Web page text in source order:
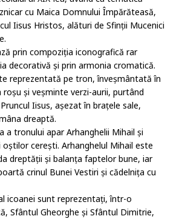
cu Maica Domnului Împărăteasă,
Iisus Hristos, alături de Sfinții Mucenici
prin compoziția iconografică rar
decorativă și prin armonia cromatică.
reprezentată pe tron, înveșmântată în
și veșminte verzi-aurii, purtând
Iisus, așezat în brațele sale,
dreaptă.
a tronului apar Arhanghelii Mihail și
cerești. Arhanghelul Mihail este
dreptății și balanța faptelor bune, iar
crinul Bunei Vestiri și cădelnița cu
icoanei sunt reprezentați, într-o
Sfântul Gheorghe și Sfântul Dimitrie,